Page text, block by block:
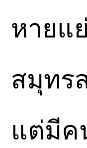
หายแ
สมุทร
แต่มีค